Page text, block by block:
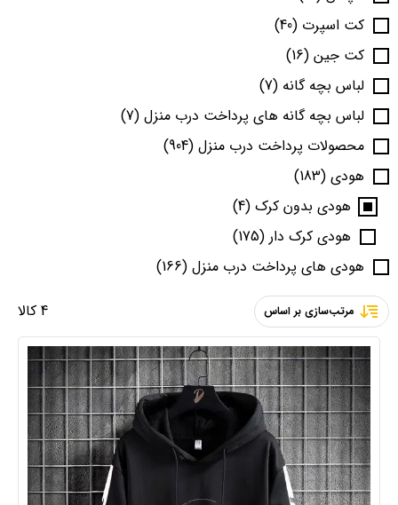
کت اسپرت (40)
کت جین (16)
لباس بچه گانه (7)
لباس بچه گانه های پرداخت درب منزل (7)
محصولات پرداخت درب منزل (904)
هودی (183)
هودی بدون کرک (4)
هودی کرک دار (175)
هودی های پرداخت درب منزل (166)
4 کالا
مرتب‌سازی بر اساس